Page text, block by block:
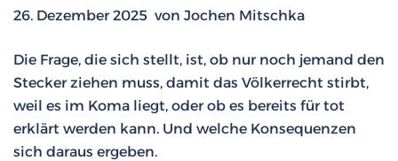
26. Dezember 2025 von Jochen Mitschka
Die Frage, die sich stellt, ist, ob nur noch jemand den
Stecker ziehen muss, damit das Völkerrecht stirbt,
weil es im Koma liegt, oder ob es bereits für tot
erklärt werden kann. Und welche Konsequenzen
sich daraus ergeben.